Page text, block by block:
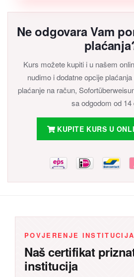
Ne odgovara Vam
Kurs možete kupiti i u našem
nudimo i dodatne opcije
plaćanje na račun,
sa odgodom od 14
KUPITE KURS U
POVJERENJE INSTITUCIJA
Naš certifikat
institucija